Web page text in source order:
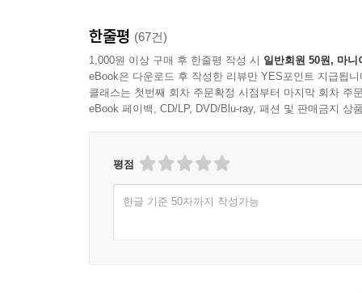
한줄평 (67건)
1,000원 이상 구매 후 한줄평 작성 시 일반회원 50원, 마니
eBook은 다운로드 후 작성한 리뷰만 YES포인트 지급됩니
클래스는 첫번째 회차 주문확정 시점부터 마지막 회차 주
eBook 페이백, CD/LP, DVD/Blu-ray, 패션 및 판매금지 상
평점
한글 기준 50자까지 작성가능